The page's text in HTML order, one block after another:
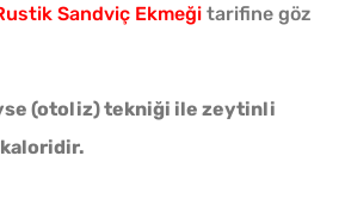
Sandviç Ekmeği tarifine göz
(otoliz) tekniği ile zeytinli